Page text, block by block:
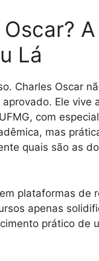
Lá
Charles Oscar
Ele vive
com
mas
quais são as
plataformas de
apenas
prático de